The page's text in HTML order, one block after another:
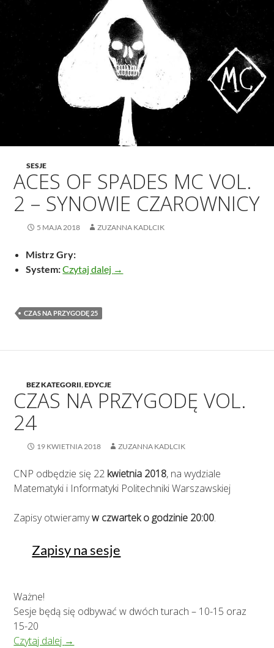
SESJE
ACES OF SPADES MC VOL.
2 – SYNOWIE CZAROWNICY
5 MAJA 2018 ZUZANNA KADLCIK
Mistrz Gry:
System:Czytaj dalej Aces of Spades MC vol. 2 – Synowie
→
CZAS NA PRZYGODĘ 25
BEZ KATEGORII,EDYCJE
CZAS NA PRZYGODĘ VOL.
24
19 KWIETNIA 2018 ZUZANNA KADLCIK
CNP odbędzie się 22 kwietnia 2018, na wydziale
Matematyki i Informatyki Politechniki Warszawskiej
Zapisy otwieramyw czwartek o godzinie 20:00.
Zapisy na sesje
Ważne!
Sesje będą się odbywać w dwóch turach – 10-15 oraz
15-20
Czytaj dalej Czas na Przygodę vol. 24
→